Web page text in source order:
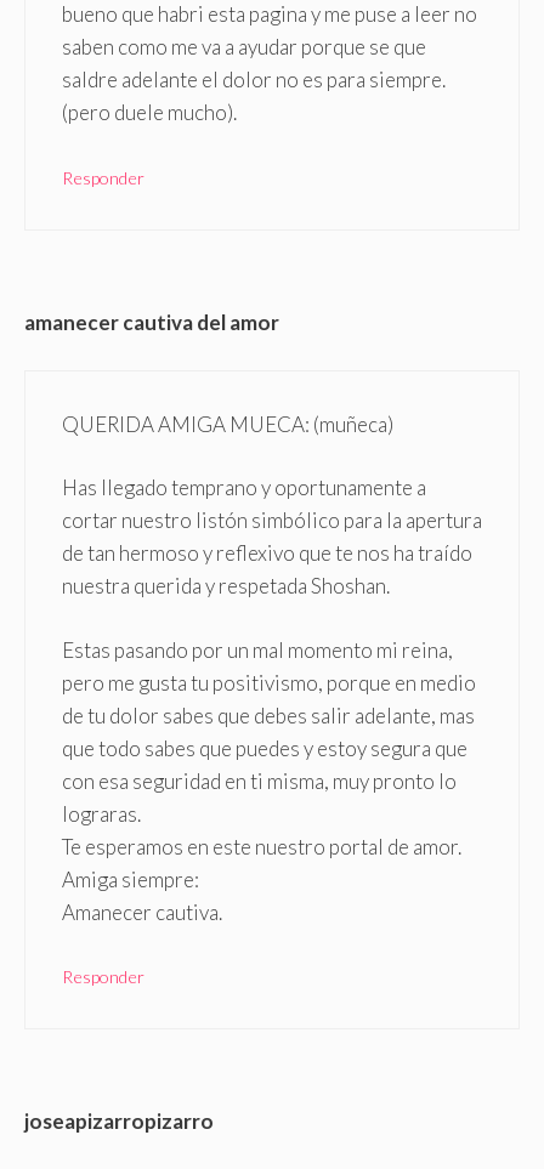
bueno que habri esta pagina y me puse a leer no
saben como me va a ayudar porque se que
saldre adelante el dolor no es para siempre.
(pero duele mucho).
Responder
amanecer cautiva del amor
QUERIDA AMIGA MUECA: (muñeca)
Has llegado temprano y oportunamente a
cortar nuestro listón simbólico para la apertura
de tan hermoso y reflexivo que te nos ha traído
nuestra querida y respetada Shoshan.
Estas pasando por un mal momento mi reina,
pero me gusta tu positivismo, porque en medio
de tu dolor sabes que debes salir adelante, mas
que todo sabes que puedes y estoy segura que
con esa seguridad en ti misma, muy pronto lo
lograras.
Te esperamos en este nuestro portal de amor.
Amiga siempre:
Amanecer cautiva.
Responder
joseapizarropizarro